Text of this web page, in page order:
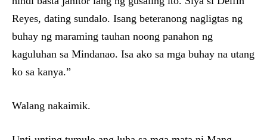
Reyes, dating sundalo. Isang beteranong nagligtas ng
buhay ng maraming tauhan noong panahon ng
kaguluhan sa Mindanao. Isa ako sa mga buhay na utang
ko sa kanya.”
Walang nakaimik.